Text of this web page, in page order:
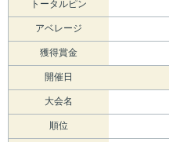
トータルピン
アベレージ
獲得賞金
開催日
大会名
順位